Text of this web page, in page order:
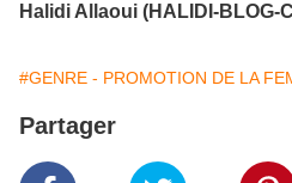
Halidi Allaoui (HALIDI-BLOG-
#GENRE - PROMOTION DE LA
Partager